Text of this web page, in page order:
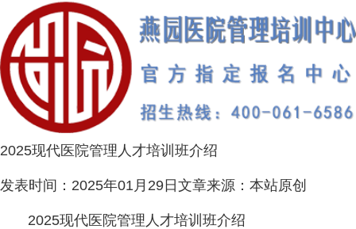
2025现代医院管理人才培训班介绍
发表时间： 2025年01月29日 文章来源： 本站原创
2025现代医院管理人才培训班介绍